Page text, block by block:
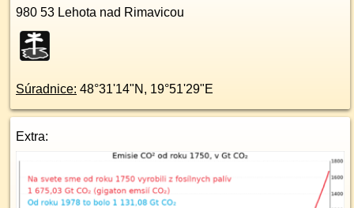
980 53 Lehota nad Rimavicou
Súradnice: 48°31'14"N , 19°51'29"E
Extra: